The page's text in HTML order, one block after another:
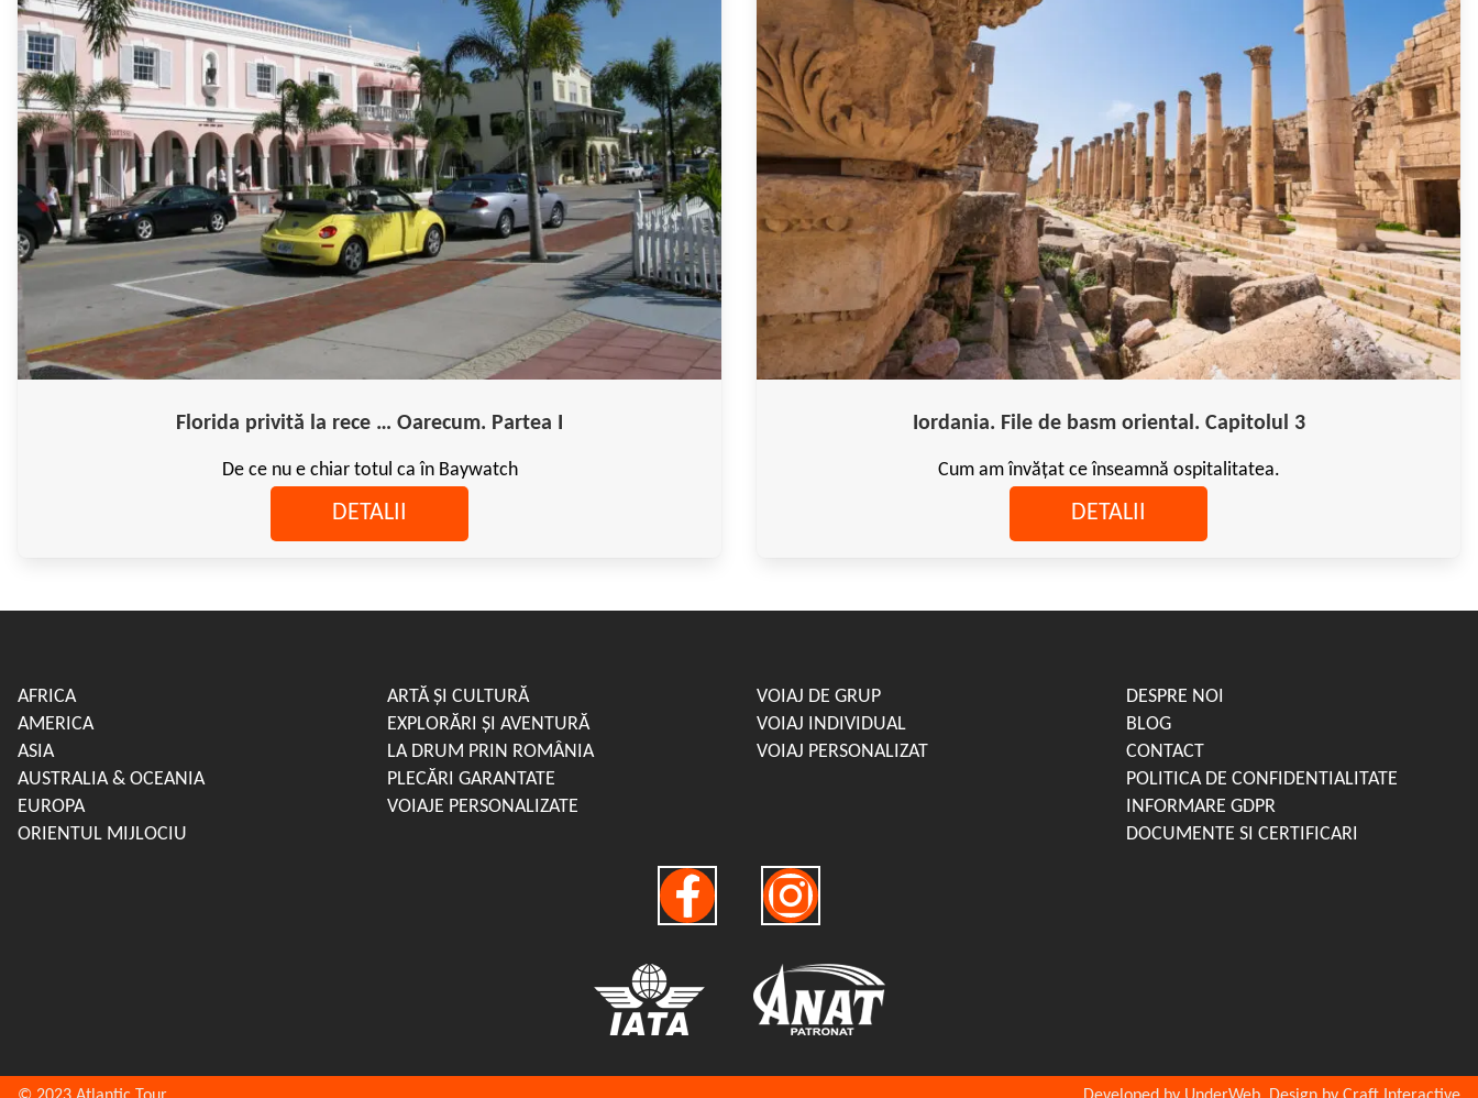
Florida privită la rece … Oarecum. Partea I
De ce nu e chiar totul ca în Baywatch
DETALII
Iordania. File de basm oriental. Capitolul 3
Cum am învățat ce înseamnă ospitalitatea.
DETALII
AFRICA
AMERICA
ASIA
AUSTRALIA & OCEANIA
EUROPA
ORIENTUL MIJLOCIU
ARTĂ ȘI CULTURĂ
EXPLORĂRI ȘI AVENTURĂ
LA DRUM PRIN ROMÂNIA
PLECĂRI GARANTATE
VOIAJE PERSONALIZATE
VOIAJ DE GRUP
VOIAJ INDIVIDUAL
VOIAJ PERSONALIZAT
DESPRE NOI
BLOG
CONTACT
POLITICA DE CONFIDENTIALITATE
INFORMARE GDPR
DOCUMENTE SI CERTIFICARI